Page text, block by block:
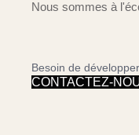
Nous sommes à
Besoin de
CONTACTEZ-